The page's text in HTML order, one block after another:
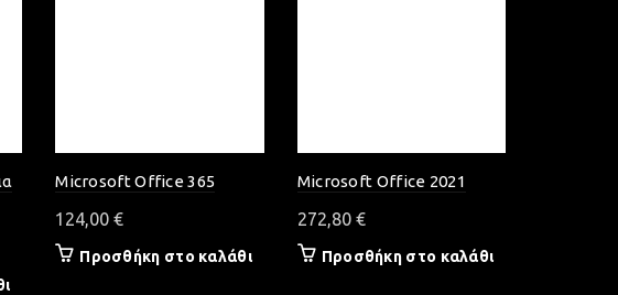
Microsoft Office 365
124,00€
Προσθήκη στο καλάθι
Microsoft Office 2021
272,80 €
Προσθήκη στο καλάθι